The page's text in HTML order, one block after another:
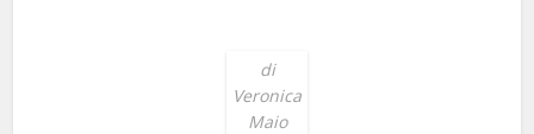
di
Veronica
Maio